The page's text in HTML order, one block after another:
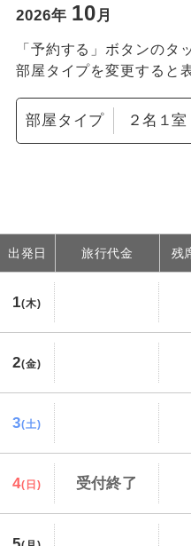
2026年 10月
「予約する」ボタンのタ
部屋タイプを変更すると
部屋タイプ
出発日 旅行代金 残
1(木)
2(金)
3(土)
4(日) 受付終了